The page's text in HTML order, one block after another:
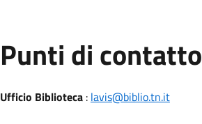
Punti di contatto
Ufficio Biblioteca: lavis@biblio.tn.it